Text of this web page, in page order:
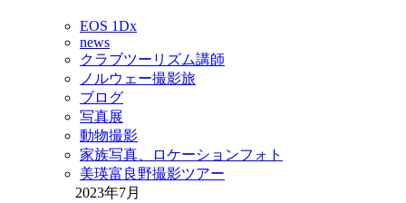
EOS 1Dx
news
クラブツーリズム講師
ノルウェー撮影旅
ブログ
写真展
動物撮影
家族写真、ロケーションフォト
美瑛富良野撮影ツアー
2023年7月